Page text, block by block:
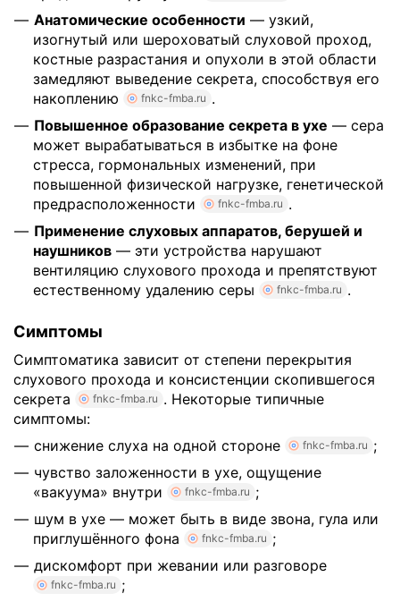
Анатомические особенности — узкий,
изогнутый или шероховатый слуховой проход,
костные разрастания и опухоли в этой области
замедляют выведение секрета, способствуя его
накоплению
fnkc-fmba.ru .
Повышенное образование секрета в ухе — сера
может вырабатываться в избытке на фоне
стресса, гормональных изменений, при
повышенной физической нагрузке, генетической
предрасположенности
fnkc-fmba.ru .
Применение слуховых аппаратов, берушей и
наушников — эти устройства нарушают
вентиляцию слухового прохода и препятствуют
естественному удалению серы
fnkc-fmba.ru .
Симптомы
Симптоматика зависит от степени перекрытия
слухового прохода и консистенции скопившегося
секрета
fnkc-fmba.ru . Некоторые типичные
симптомы:
снижение слуха на одной стороне
fnkc-fmba.ru ;
чувство заложенности в ухе, ощущение
«вакуума» внутри
fnkc-fmba.ru ;
шум в ухе — может быть в виде звона, гула или
приглушённого фона
fnkc-fmba.ru ;
дискомфорт при жевании или разговоре
fnkc-fmba.ru ;